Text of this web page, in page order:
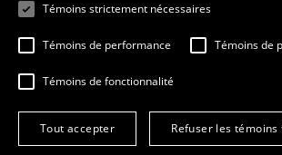
© 2026 Université Laval
Tous droits
Conditions générales d'utilisation
Fraude en ligne
Témoins strictement nécessaires
Témoins de performance Témoins de
Témoins de fonctionnalité
Tout accepter Refuser les